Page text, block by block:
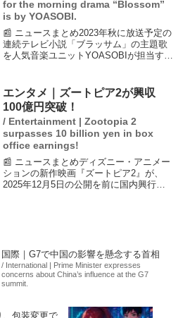
for the morning drama “Blossom”
is by YOASOBI.
📰 ニュースまとめ2023年秋に放送予定の
連続テレビ小説「ブラッサム」の主題歌
を人気音楽ユニットYOASOBIが担当する
おり、Ayaseとikuraの二人が活動...
エンタメ｜ズートピア2が興収
100億円突破！
/ Entertainment | Zootopia 2
surpasses 10 billion yen in box
office earnings!
📰 ニュースまとめディズニー・アニメー
ションの新作映画『ズートピア2』が、
2025年12月5日の公開を前に国内興行収
国際｜G7で中国の影響を懸念する首相
/ International | Prime Minister expresses
concerns about China’s influence at the G7
summit.
、包装変更で